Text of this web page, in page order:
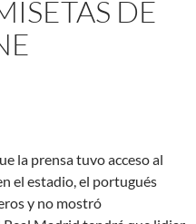
DE
la prensa tuvo acceso al
el estadio, el portugués
y no mostró